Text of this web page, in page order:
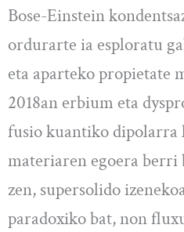
Bose-Einstein
ordurarte ia esploratu
eta aparteko propietate
2018an erbium eta
fusio kuantiko dipolarra
materiaren egoera berri
zen, supersolido
paradoxiko bat, non